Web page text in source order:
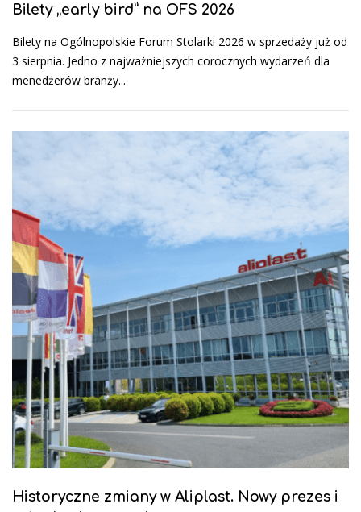
Bilety „early bird” na OFS 2026
Bilety na Ogólnopolskie Forum Stolarki 2026 w sprzedaży już od
3 sierpnia. Jedno z najważniejszych corocznych wydarzeń dla
menedżerów branży...
Historyczne zmiany w Aliplast. Nowy prezes i